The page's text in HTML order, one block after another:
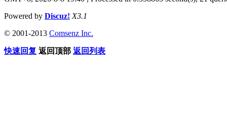
Powered by Discuz! X3.1
© 2001-2013 Comsenz Inc.
快速回复 返回顶部 返回列表